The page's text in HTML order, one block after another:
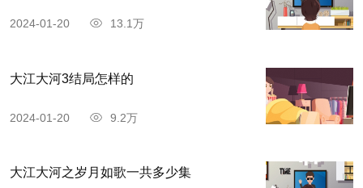
2024-01-20 13.1万
大江大河3结局怎样的
2024-01-20 9.2万
大江大河之岁月如歌一共多少集